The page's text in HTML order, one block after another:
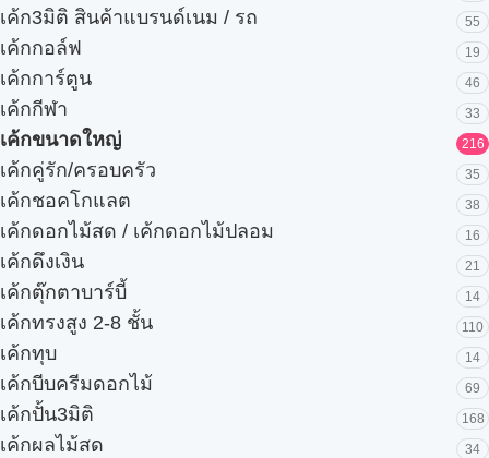
เค้ก3มิติ สินค้าแบรนด์เนม / รถ 55
เค้กกอล์ฟ 19
เค้กการ์ตูน 46
เค้กกีฬา 33
เค้กขนาดใหญ่ 216
เค้กคู่รัก/ครอบครัว 35
เค้กชอคโกแลต 38
เค้กดอกไม้สด / เค้กดอกไม้ปลอม 16
เค้กดึงเงิน 21
เค้กตุ๊กตาบาร์บี้ 14
เค้กทรงสูง 2-8 ชั้น 110
เค้กทุบ 14
เค้กบีบครีมดอกไม้ 69
เค้กปั้น3มิติ 168
เค้กผลไม้สด 34